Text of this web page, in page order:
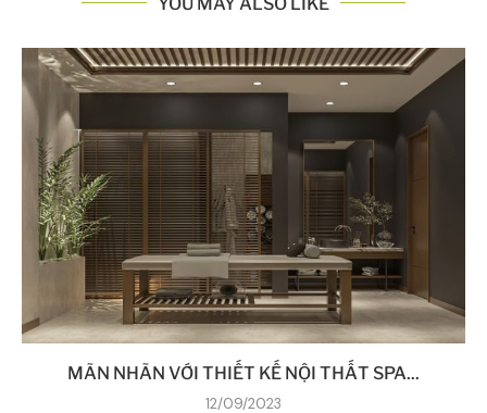
MÃN NHÃN VỚI THIẾT KẾ NỘI THẤT SPA...
12/09/2023